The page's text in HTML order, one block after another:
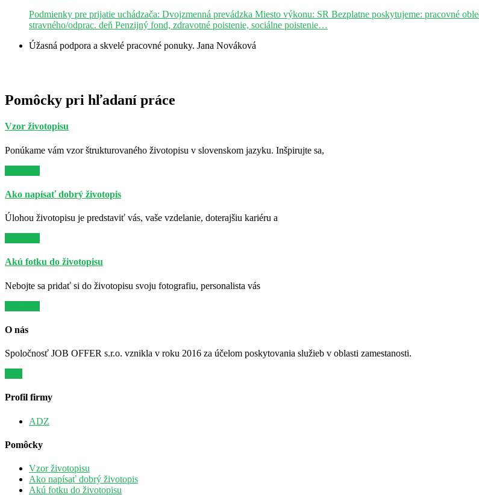
Podmienky pre prijatie uchádzača: Dvojzmenná prevádzka Miesto výkonu: SR Bezplatne poskytujeme: pracovné
stravného/odprac. deň Penzijný fond, zdravotné poistenie, sociálne poistenie…
Úžasná podpora a skvelé pracovné ponuky. Jana Nováková
Pomôcky pri hľadaní práce
Vzor životopisu
Ponúkame vám vzor štrukturovaného životopisu v slovenskom jazyku. Inšpirujte sa,
Ako napísať dobrý životopis
Úlohou životopisu je predstaviť vás, vaše vzdelanie, doterajšiu kariéru a
Akú fotku do životopisu
Nebojte sa pridať si do životopisu svoju fotografiu, personalista vás
O nás
Spoločnosť JOB OFFER s.r.o. vznikla v roku 2016 za účelom poskytovania služieb v oblasti zamestanosti.
Profil firmy
ADZ
Pomôcky
Vzor životopisu
Ako napísať dobrý životopis
Akú fotku do životopisu